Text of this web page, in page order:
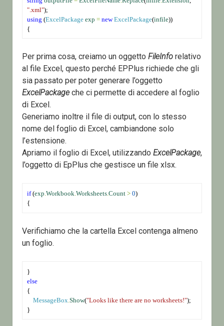
".xml");
using (ExcelPackage exp = new ExcelPackage(infile))
{
Per prima cosa, creiamo un oggetto FileInforelativo
al file Excel, questo perché EPPlus richiede che gli
sia passato per poter generare l’oggetto
ExcelPackageche ci permette di accedere al foglio
di Excel.
Generiamo inoltre il file di output, con lo stesso
nome del foglio di Excel, cambiandone solo
l’estensione.
Apriamo il foglio di Excel, utilizzando ExcelPackage,
l’oggetto di EpPlus che gestisce un file xlsx.
if (exp.Workbook.Worksheets.Count > 0)
{
Verifichiamo che la cartella Excel contenga almeno
un foglio.
}
else
{
MessageBox .Show("Looks like there are no worksheets!");
}